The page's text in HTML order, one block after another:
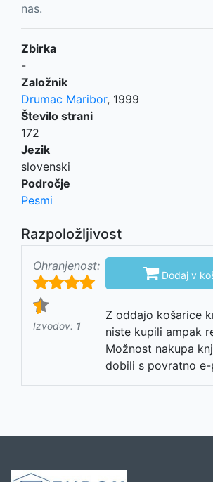
nas.
Zbirka
-
Založnik
Drumac Maribor, 1999
Število strani
172
Jezik
slovenski
Področje
Pesmi
Razpoložljivost
Ohranjenost:
Izvodov: 1
 Dodaj v
Z oddajo košarice
niste kupili ampak
Možnost nakupa
dobili s povratno